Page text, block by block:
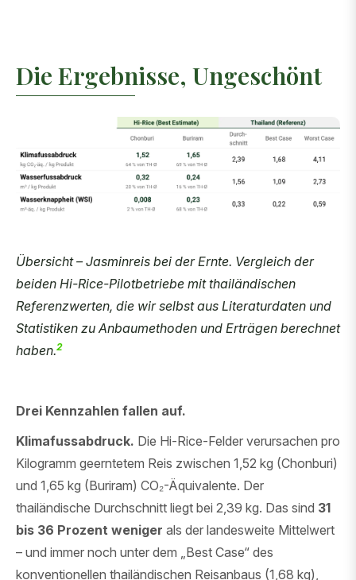
Die Ergebnisse, Ungeschönt
Übersicht – Jasminreis bei der Ernte. Vergleich der
beiden Hi-Rice-Pilotbetriebe mit thailändischen
Referenzwerten, die wir selbst aus Literaturdaten und
Statistiken zu Anbaumethoden und Erträgen berechnet
haben.2
Drei Kennzahlen fallen auf.
Klimafussabdruck. Die Hi-Rice-Felder verursachen pro
Kilogramm geerntetem Reis zwischen 1,52 kg (Chonburi)
und 1,65 kg (Buriram) CO₂-Äquivalente. Der
thailändische Durchschnitt liegt bei 2,39 kg. Das sind 31
bis 36 Prozent weniger als der landesweite Mittelwert
– und immer noch unter dem „Best Case“ des
konventionellen thailändischen Reisanbaus (1,68 kg),